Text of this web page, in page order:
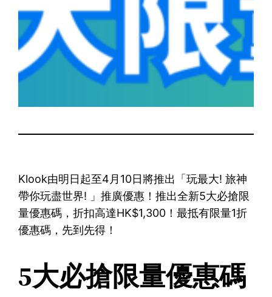
Klook由明日起至4月10日將推出「玩最大! 旅神
帶你玩盡世界! 」推廣優惠！推出全新5大必搶限
量優惠碼，折扣高達HK$1,300！最抵有限量1折
優惠碼，先到先得！
5大必搶限量優惠碼